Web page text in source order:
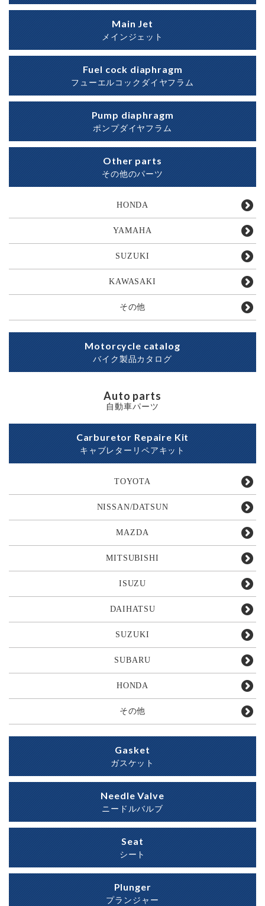
Main Jet
メインジェット
Fuel cock diaphragm
フューエルコックダイヤフラム
Pump diaphragm
ポンプダイヤフラム
Other parts
その他のパーツ
HONDA
YAMAHA
SUZUKI
KAWASAKI
その他
Motorcycle catalog
バイク製品カタログ
Auto parts
自動車パーツ
Carburetor Repaire Kit
キャブレターリペアキット
TOYOTA
NISSAN/DATSUN
MAZDA
MITSUBISHI
ISUZU
DAIHATSU
SUZUKI
SUBARU
HONDA
その他
Gasket
ガスケット
Needle Valve
ニードルバルブ
Seat
シート
Plunger
プランジャー